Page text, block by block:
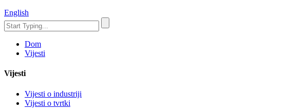
English
Dom
Vijesti
Vijesti
Vijesti o industriji
Vijesti o tvrtki